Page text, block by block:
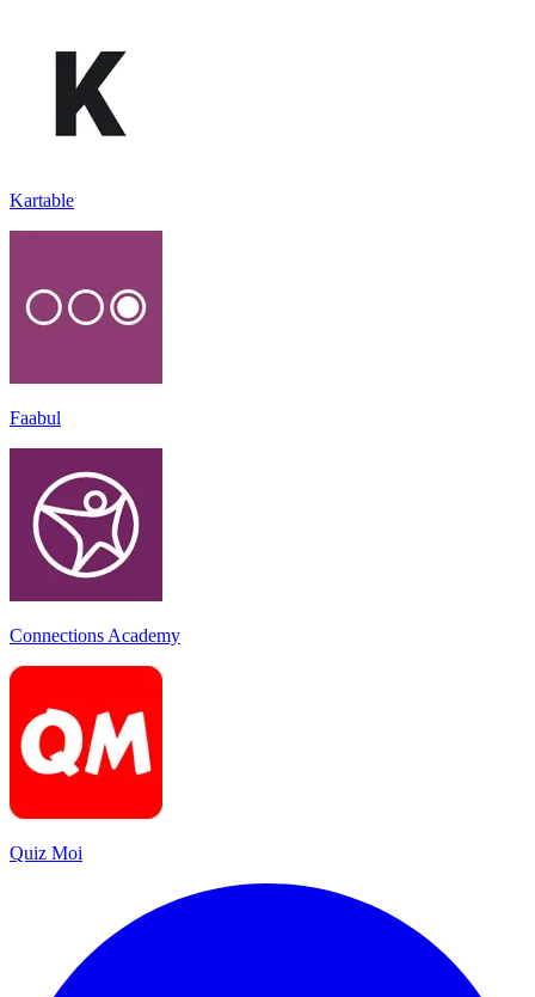
Kartable
Faabul
Connections Academy
Quiz Moi